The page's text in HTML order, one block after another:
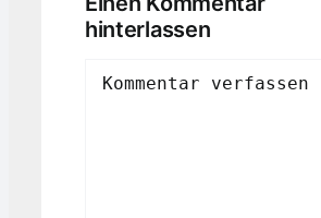
hinterlassen
Comment